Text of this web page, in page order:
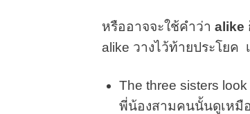
หรืออาจจะใช้คำว่า alike
alike วางไว้ท้ายประโยค
The three sisters
พี่น้องสามคนนั้นดูเหมื